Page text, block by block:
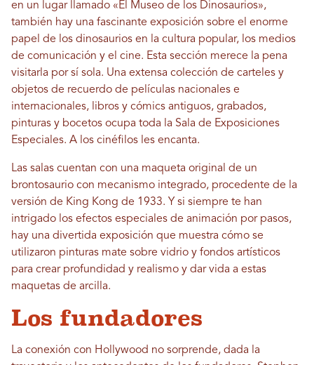
en un lugar llamado «El Museo de los Dinosaurios»,
también hay una fascinante exposición sobre el enorme
papel de los dinosaurios en la cultura popular, los medios
de comunicación y el cine. Esta sección merece la pena
visitarla por sí sola. Una extensa colección de carteles y
objetos de recuerdo de películas nacionales e
internacionales, libros y cómics antiguos, grabados,
pinturas y bocetos ocupa toda la Sala de Exposiciones
Especiales. A los cinéfilos les encanta.
Las salas cuentan con una maqueta original de un
brontosaurio con mecanismo integrado, procedente de la
versión de King Kong de 1933. Y si siempre te han
intrigado los efectos especiales de animación por pasos,
hay una divertida exposición que muestra cómo se
utilizaron pinturas mate sobre vidrio y fondos artísticos
para crear profundidad y realismo y dar vida a estas
maquetas de arcilla.
Los fundadores
La conexión con Hollywood no sorprende, dada la